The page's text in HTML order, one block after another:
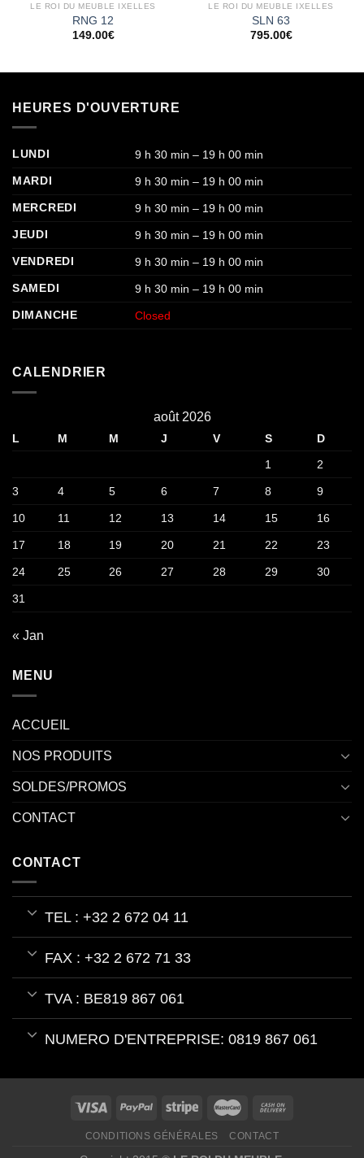
LE ROI DU MEUBLE IXELLES
RNG 12
149.00€
LE ROI DU MEUBLE IXELLES
SLN 63
795.00€
HEURES D'OUVERTURE
LUNDI
9 h 30 min – 19 h 00 min
MARDI
9 h 30 min – 19 h 00 min
MERCREDI
9 h 30 min – 19 h 00 min
JEUDI
9 h 30 min – 19 h 00 min
VENDREDI
9 h 30 min – 19 h 00 min
SAMEDI
9 h 30 min – 19 h 00 min
DIMANCHE
Closed
CALENDRIER
août 2026
L M M J V S
D
1
2
3 4 5 6 7 8 9
10 11 12 13 14 15 16
17 18 19 20 21 22 23
24 25 26 27 28 29 30
31
« Jan
MENU
ACCUEIL
NOS PRODUITS
SOLDES/PROMOS
CONTACT
CONTACT
TEL : +32 2 672 04 11
FAX : +32 2 672 71 33
TVA : BE819 867 061
NUMERO D'ENTREPRISE: 0819 867 061
CONDITIONS GÉNÉRALES CONTACT